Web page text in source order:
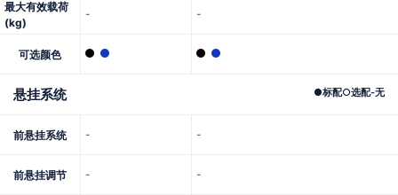
最大有效载荷
(kg)
- -
可选颜色
悬挂系统 ●标配○选配-无
前悬挂系统 - -
前悬挂调节 - -